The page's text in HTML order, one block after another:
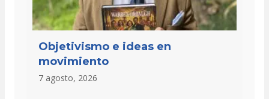
Objetivismo e ideas en
movimiento
7 agosto, 2026